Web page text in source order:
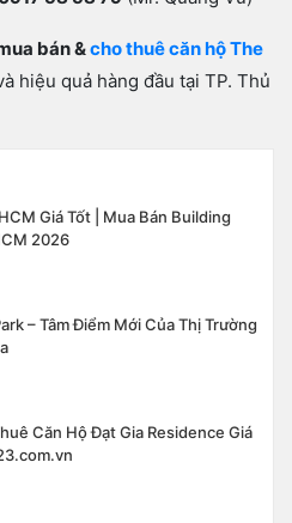
bán &cho thuê căn hộ The
hiệu quả hàng đầu tại TP. Thủ
Giá Tốt | Mua Bán Building
2026
– Tâm Điểm Mới Của Thị Trường
Căn Hộ Đạt Gia Residence Giá